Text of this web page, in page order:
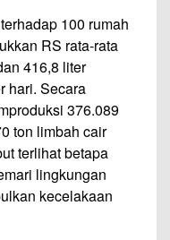
100 rumah
RS rata-rata
416,8 liter
hari. Secara
376.089
ton limbah cair
terlihat betapa
lingkungan
kecelakaan